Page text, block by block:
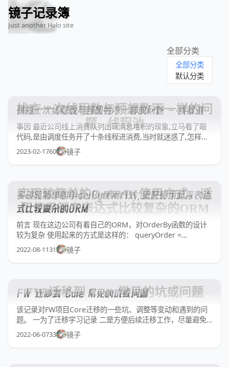
🙌
🐟
🏖️
镜子记录簿
Just another Halo site
全部分类
全部分类
默认分类
排查一次线程数与预想数不一样的问
题 - 线程池
排查一次线程数与预想数不一样的问题 - 线程池
事因 最近公司线上消费队列出现消息堆积的现象,立马看了眼
代码,是由调度任务开了十条线程进消费,当时就迷惑了,怎样的
数据量大到十条线程都承受不起. 翻看了下相关消费操作的
Log，发现每条消息消费需要1s时间，而每分钟只有120条
2023-02-1760 镜子
实现较简单的OrderBy使用方式，适
配使用起来表达式比较复杂的ORM
实现较简单的OrderBy使用方式，适配使用起来表达
式比较复杂的ORM
前言 现在这边公司有着自己的ORM，对OrderBy函数的设计
较为复杂 使用起来的方式是这样的： queryOrder =
query.OrderBy(x => new object[] { SqlHelper.Desc(() =>
x.Id) }); 虽说“自定义性”比较高,但对于一个存在多个排序
2022-08-1131 镜子
FW 迁移到 Core 常见的坑或问题
FW 迁移到 Core 常见的坑或问题
该记录对FW项目Core迁移的一些坑、调整等变动和遇到的问
题。 一为了迁移学习记录 二是方便后续迁移工作，尽量避免
多次遇到同个文档导致项目迁移工作卡顿和测试、线上问题 迁
移常见问题： 1.Core3.1 Json序列化使用Newtonsoft.Json 原
2022-06-0733 镜子